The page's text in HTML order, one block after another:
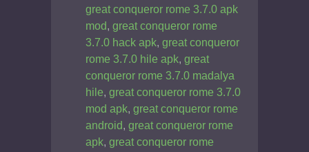
great conqueror rome 3.7.0 apk
mod, great conqueror rome
3.7.0 hack apk, great conqueror
rome 3.7.0 hile apk, great
conqueror rome 3.7.0 madalya
hile, great conqueror rome 3.7.0
mod apk, great conqueror rome
android, great conqueror rome
apk, great conqueror rome